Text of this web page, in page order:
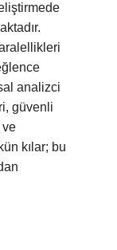
analizci
güvenli
ve
kılar; bu